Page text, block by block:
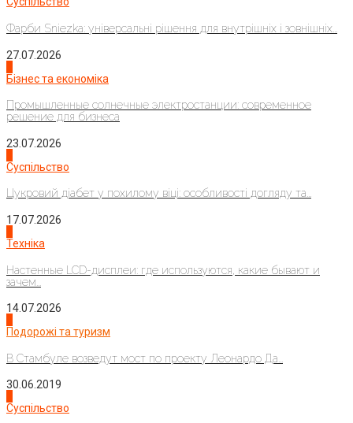
Фарби Sniezka: універсальні рішення для внутрішніх і зовнішніх...
27.07.2026
Бізнес та економіка
Промышленные солнечные электростанции: современное
решение для бизнеса
23.07.2026
Суспільство
Цукровий діабет у похилому віці: особливості догляду та...
17.07.2026
Техніка
Настенные LCD-дисплеи: где используются, какие бывают и
зачем...
14.07.2026
Подорожі та туризм
В Стамбуле возведут мост по проекту Леонардо Да...
30.06.2019
Суспільство